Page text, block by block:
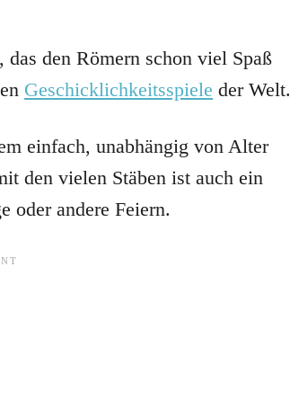
den Römern schon viel Spaß
Geschicklichkeitsspiele der Welt.
einfach, unabhängig von Alter
den vielen Stäben ist auch ein
oder andere Feiern.